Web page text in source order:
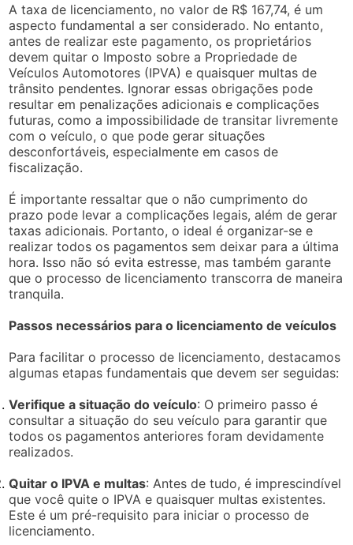
A taxa de licenciamento, no valor de R$ 167,74, é um
aspecto fundamental a ser considerado. No entanto,
antes de realizar este pagamento, os proprietários
devem quitar o Imposto sobre a Propriedade de
Veículos Automotores (IPVA) e quaisquer multas de
trânsito pendentes. Ignorar essas obrigações pode
resultar em penalizações adicionais e complicações
futuras, como a impossibilidade de transitar livremente
com o veículo, o que pode gerar situações
desconfortáveis, especialmente em casos de
fiscalização.
É importante ressaltar que o não cumprimento do
prazo pode levar a complicações legais, além de gerar
taxas adicionais. Portanto, o ideal é organizar-se e
realizar todos os pagamentos sem deixar para a última
hora. Isso não só evita estresse, mas também garante
que o processo de licenciamento transcorra de maneira
tranquila.
Passos necessários para o licenciamento de veículos
Para facilitar o processo de licenciamento, destacamos
algumas etapas fundamentais que devem ser seguidas:
Verifique a situação do veículo: O primeiro passo é
consultar a situação do seu veículo para garantir que
todos os pagamentos anteriores foram devidamente
realizados.
Quitar o IPVA e multas: Antes de tudo, é imprescindível
que você quite o IPVA e quaisquer multas existentes.
Este é um pré-requisito para iniciar o processo de
licenciamento.